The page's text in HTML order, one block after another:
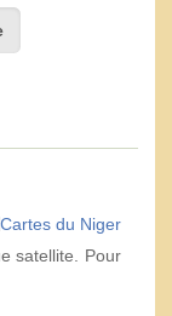
satellite. Pour